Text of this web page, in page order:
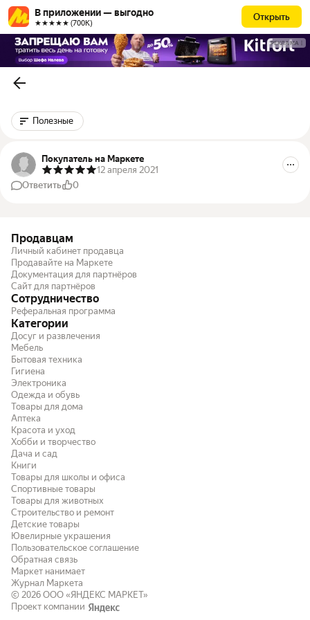
В приложении — выгодно
★★★★★ (700К)
Открыть
РЕКЛАМА
Полезные
Покупатель на Маркете
12 апреля 2021
Ответить
0
Продавцам
Личный кабинет продавца
Продавайте на Маркете
Документация для партнёров
Сайт для партнёров
Сотрудничество
Реферальная программа
Категории
Досуг и развлечения
Мебель
Бытовая техника
Гигиена
Электроника
Одежда и обувь
Товары для дома
Аптека
Красота и уход
Хобби и творчество
Дача и сад
Книги
Товары для школы и офиса
Спортивные товары
Товары для животных
Строительство и ремонт
Детские товары
Ювелирные украшения
Пользовательское соглашение
Обратная связь
Маркет нанимает
Журнал Маркета
© 2026 ООО «ЯНДЕКС МАРКЕТ»
Проект компании